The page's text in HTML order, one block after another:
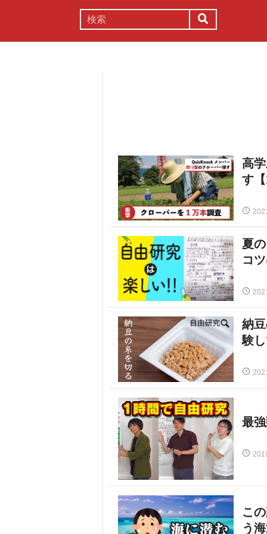
高
す
夏
コ
納
験
最
こ
う